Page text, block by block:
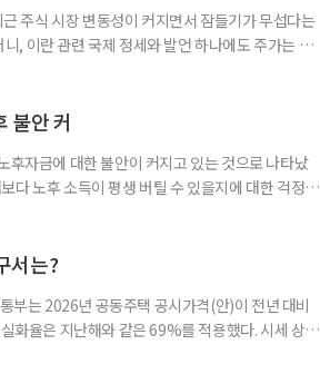
주식 시장 변동성이 커지면서 잠들기가 무섭다는
, 이란 관련 국제 정세와 발언 하나에도 주가는 오
게 ‘매달 들어오는 돈’이라는 점에서 다시 주목
불안 커
자금에 대한 불안이 커지고 있는 것으로 나타났
다 노후 소득이 평생 버틸 수 있을지에 대한 걱정이
·금융회사 글로벌애틀랜틱이 발표한 ‘
서는?
부는 2026년 공동주택 공시가격(안)이 전년 대비
화율은 지난해와 같은 69%를 적용했다. 시세 상승